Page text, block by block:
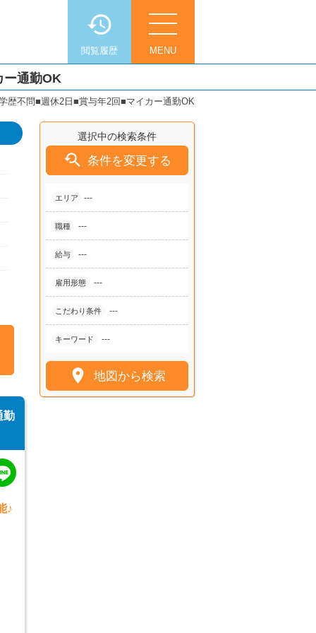
MENU
閲覧履歴
ー通勤OK
歴不問■週休2日■賞与年2回■マイカー通勤OK
選択中の検索条件
 条件を変更する
エリア ---
職種 ---
給与 ---
雇用形態 ---
こだわり条件 ---
キーワード ---
 地図から検索
勤
♪